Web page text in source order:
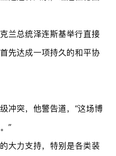
兰总统泽连斯基举行直接
先达成一项持久的和平协
冲突，他警告道，“这场博
”
大力支持，特别是各类装